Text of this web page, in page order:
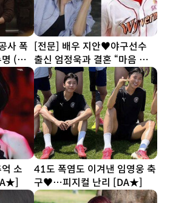
사 폭
(아
[전문] 배우 지안♥야구선수
출신 엄정욱과 결혼 “마음 참
따뜻한 사람”
소
41도 폭염도 이겨낸 임영웅 축
구♥…피지컬 난리 [DA★]